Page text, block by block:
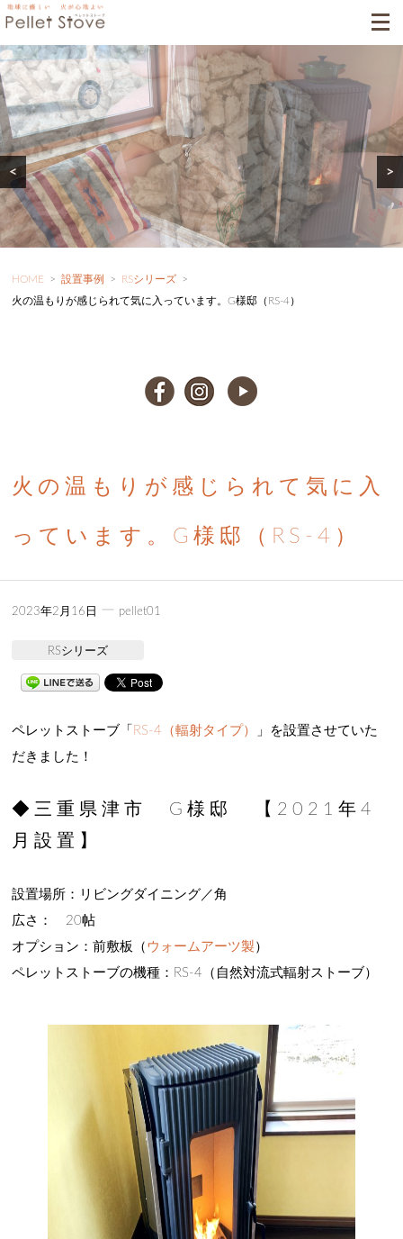
< >
HOME >設置事例 > RSシリーズ >
火の温もりが感じられて気に入っています。G様邸（RS-4）
火の温もりが感じられて気に入
っています。G様邸（RS-4）
2023年2月16日 ー pellet01
RSシリーズ
ペレットストーブ「 RS-4（輻射タイプ）
」を設置させていた
だきました！
◆三重県津市 G様邸 【2021年4
月設置】
設置場所：リビングダイニング／角
広さ： 20帖
オプション：前敷板（ ウォームアーツ製 ）
ペレットストーブの機種：RS-4（自然対流式輻射ストーブ）